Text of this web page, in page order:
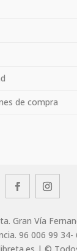
de compra
Gran Vía
96 006 99 34-
| ©